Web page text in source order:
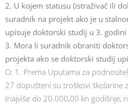
2. U kojem statusu (istraživač ili
suradnik na projekt ako je u
upisuje doktorski studij u 3. godini
3. Mora li suradnik obraniti
projekta ako se doktorski studij
O: 1. Prema Uputama za
27 dopušteni su troškovi školarine
(najviše do 20.000,00 kn godišnje,